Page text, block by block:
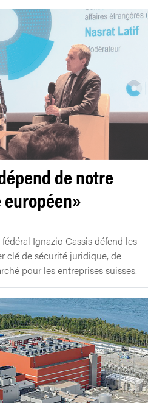
de notre
Ignazio Cassis défend les
clé de sécurité juridique, de
pour les entreprises suisses.